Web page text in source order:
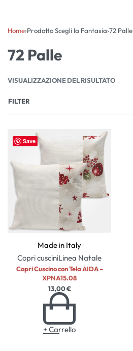
Home›Prodotto Scegli la Fantasia›72 Palle
72 Palle
VISUALIZZAZIONE DEL RISULTATO
FILTER
Save
Made in Italy
Copri cusciniLinea Natale
Copri Cuscino con Tela AIDA –
XPNA15.08
13,00€
+ Carrello